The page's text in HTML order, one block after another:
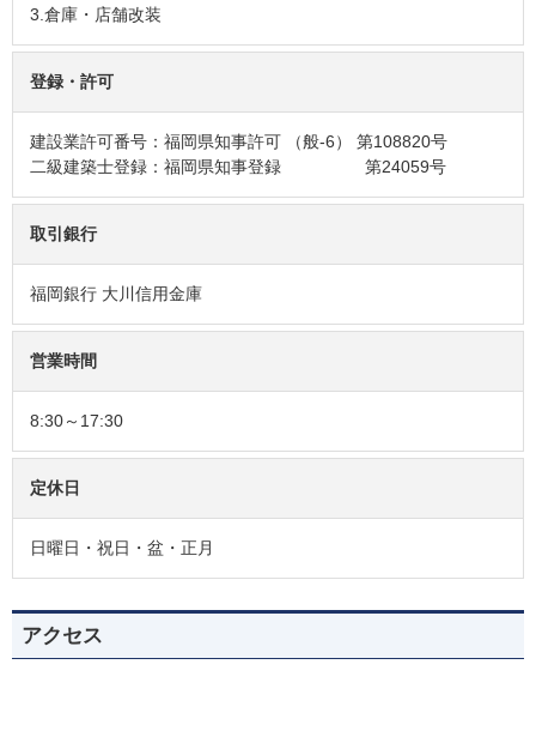
3.倉庫・店舗改装
登録・許可
建設業許可番号：福岡県知事許可 （般-6） 第108820号
二級建築士登録：福岡県知事登録 第24059号
取引銀行
福岡銀行 大川信用金庫
営業時間
8:30～17:30
定休日
日曜日・祝日・盆・正月
アクセス